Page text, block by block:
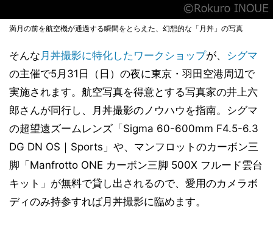
満月の前を航空機が通過する瞬間をとらえた、幻想的な「月丼」の写真
そんな 月丼撮影に特化したワークショップが、 シグマ
の主催で5月31日（日）の夜に東京・羽田空港周辺で
実施されます。航空写真を得意とする写真家の井上六
郎さんが同行し、月丼撮影のノウハウを指南。シグマ
の超望遠ズームレンズ「Sigma 60-600mm F4.5-6.3
DG DN OS｜Sports」や、マンフロットのカーボン三
脚「Manfrotto ONE カーボン三脚 500X フルード雲台
キット」が無料で貸し出されるので、愛用のカメラボ
ディのみ持参すれば月丼撮影に臨めます。